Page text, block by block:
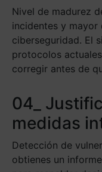
Nivel de madurez
incidentes y mayor
ciberseguridad. El
protocolos
corregir antes de
04_
medidas
Detección de
obtienes un